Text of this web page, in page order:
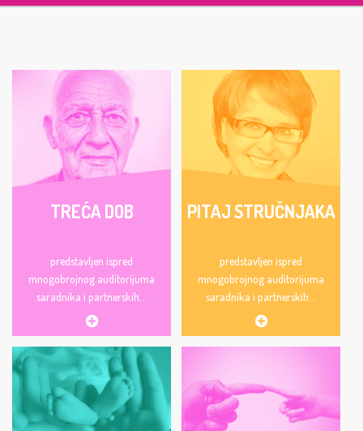
TREĆA DOB
predstavljen ispred
mnogobrojnog auditorijuma
saradnika i partnerskih...
PITAJ STRUČNJAKA
predstavljen ispred
mnogobrojnog auditorijuma
saradnika i partnerskih...